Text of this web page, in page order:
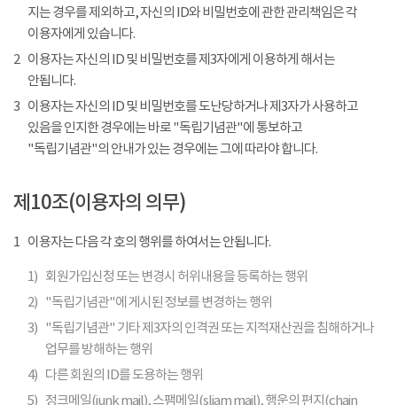
지는 경우를 제외하고, 자신의 ID와 비밀번호에 관한 관리책임은 각
이용자에게 있습니다.
2 이용자는 자신의 ID 및 비밀번호를 제3자에게 이용하게 해서는
안됩니다.
3 이용자는 자신의 ID 및 비밀번호를 도난당하거나 제3자가 사용하고
있음을 인지한 경우에는 바로 "독립기념관"에 통보하고
"독립기념관"의 안내가 있는 경우에는 그에 따라야 합니다.
제10조(이용자의 의무)
1 이용자는 다음 각 호의 행위를 하여서는 안됩니다.
1) 회원가입신청 또는 변경시 허위내용을 등록하는 행위
2) "독립기념관"에 게시된 정보를 변경하는 행위
3) "독립기념관" 기타 제3자의 인격권 또는 지적재산권을 침해하거나
업무를 방해하는 행위
4) 다른 회원의 ID를 도용하는 행위
5) 정크메일(junk mail), 스팸메일(sliam mail), 행운의 편지(chain